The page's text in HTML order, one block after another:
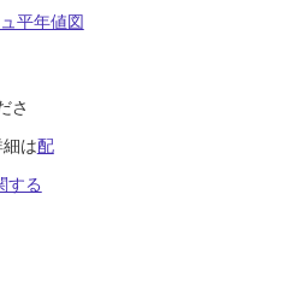
平年値図
さ
は配
する